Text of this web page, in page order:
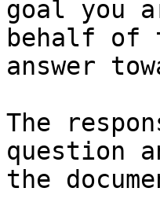
goal you
behalf of
answer
The
question
the